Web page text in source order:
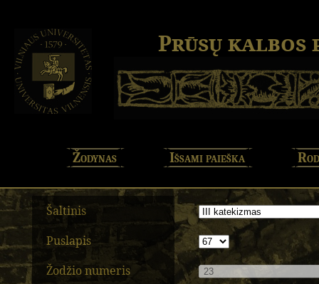
Prūsų kalbos
Žodynas Išsami paieška
Šaltinis
Puslapis
Žodžio numeris